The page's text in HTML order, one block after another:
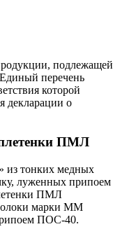
подлежащей
перечень
которой
декларации о
ПМЛ
из тонких медных
луженных припоем
ПМЛ
марки ММ
ПОС-40.